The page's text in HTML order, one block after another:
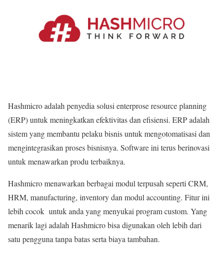
Hashmicro adalah penyedia solusi enterprose resource planning
(ERP) untuk meningkatkan efektivitas dan efisiensi. ERP adalah
sistem yang membantu pelaku bisnis untuk mengotomatisasi dan
mengintegrasikan proses bisnisnya. Software ini terus berinovasi
untuk menawarkan produ terbaiknya.
Hashmicro menawarkan berbagai modul terpusah seperti CRM,
HRM, manufacturing, inventory dan modul accounting. Fitur ini
lebih cocok untuk anda yang menyukai program custom. Yang
menarik lagi adalah Hashmicro bisa digunakan oleh lebih dari
satu pengguna tanpa batas serta biaya tambahan.